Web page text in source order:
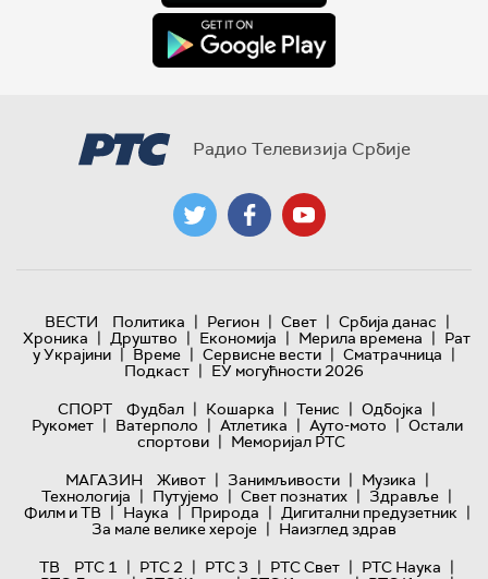
Радио Телевизија Србије
ВЕСТИ Политика | Регион | Свет | Србија данас |
Хроника | Друштво | Економија | Мерила времена | Рат
у Украјини | Време | Сервисне вести | Сматрачница |
Подкаст | ЕУ могућности 2026
СПОРТ
Фудбал | Кошарка | Тенис | Одбојка |
Рукомет | Ватерполо | Атлетика | Ауто-мото | Остали
спортови | Меморијал РТС
МАГАЗИН
Живот | Занимљивости | Музика |
Технологијa | Путујемо | Свет познатих | Здравље |
Филм и ТВ | Наука | Природа | Дигитални предузетник |
За мале велике хероје | Наизглед здрав
ТВ
РТС 1 | РТС 2 | РТС 3 | РТС Свет | РТС Наука |